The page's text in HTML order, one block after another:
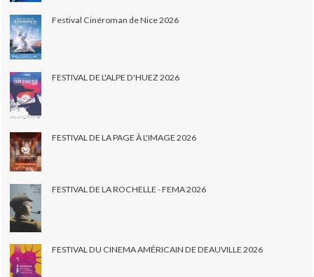
Festival Cinéroman de Nice 2026
FESTIVAL DE L'ALPE D'HUEZ 2026
FESTIVAL DE LA PAGE À L'IMAGE 2026
FESTIVAL DE LA ROCHELLE - FEMA 2026
FESTIVAL DU CINEMA AMÉRICAIN DE DEAUVILLE 2026